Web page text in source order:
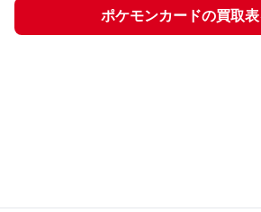
ポケモンカードの買取